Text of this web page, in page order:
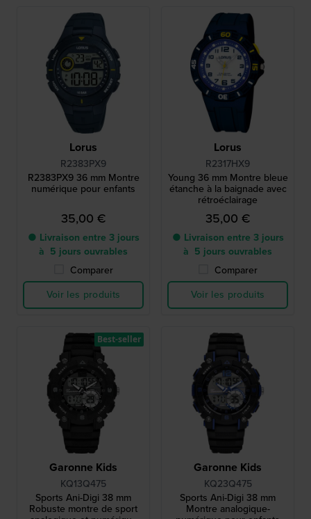
Lorus
R2383PX9
R2383PX9 36 mm Montre
numérique pour enfants
35,00 €
● Livraison entre 3 jours
à 5 jours ouvrables
Comparer
Voir les produits
Lorus
R2317HX9
Young 36 mm Montre bleue
étanche à la baignade avec
rétroéclairage
35,00 €
● Livraison entre 3 jours
à 5 jours ouvrables
Comparer
Voir les produits
Garonne Kids
KQ13Q475
Sports Ani-Digi 38 mm
Robuste montre de sport
Best-seller
Garonne Kids
KQ23Q475
Sports Ani-Digi 38 mm
Montre analogique-